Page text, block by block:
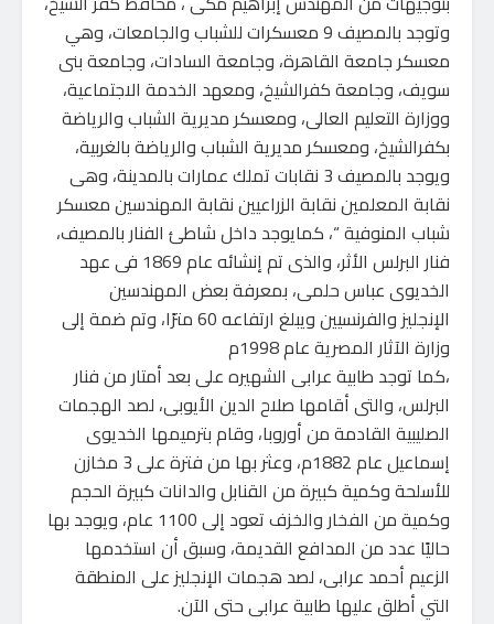
وتوجد بالمصيف 9 معسكرات للشباب والجامعات، وهي
معسكر جامعة القاهرة، وجامعة السادات، وجامعة بنى
سويف، وجامعة كفرالشيخ، ومعهد الخدمة الاجتماعية،
ووزارة التعليم العالى، ومعسكر مديرية الشباب والرياضة
بكفرالشيخ، ومعسكر مديرية الشباب والرياضة بالغربية،
ويوجد بالمصيف 3 نقابات تملك عمارات بالمدينة، وهى
نقابة المعلمين نقابة الزراعيين نقابة المهندسين معسكر
شباب المنوفية “، كمايوجد داخل شاطئ الفنار بالمصيف،
فنار البرلس الأثر، والذى تم إنشائه عام 1869 فى عهد
الخديوى عباس حلمى، بمعرفة بعض المهندسين
الإنجليز والفرنسيين ويبلغ ارتفاعه 60 مترًا، وتم ضمة إلى
وزارة الآثار المصرية عام 1998م
،كما توجد طابية عرابى الشهيره على بعد أمتار من فنار
البرلس، والتى أقامها صلاح الدين الأيوبى، لصد الهجمات
الصليبية القادمة من أوروبا، وقام بترميمها الخديوى
إسماعيل عام 1882م، وعثر بها من فترة على 3 مخازن
للأسلحة وكمية كبيرة من القنابل والدانات كبيرة الحجم
وكمية من الفخار والخزف تعود إلى 1100 عام، ويوجد بها
حاليًا عدد من المدافع القديمة، وسبق أن استخدمها
الزعيم أحمد عرابى، لصد هجمات الإنجليز على المنطقة
التي أطلق عليها طابية عرابى حتى الآن.